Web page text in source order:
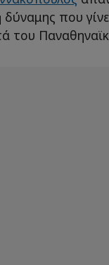
δύναμης που
του